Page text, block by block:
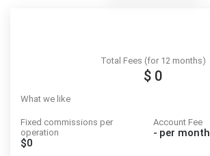
Total Fees (for 12 months)
$ 0
What we like
Fixed commissions per
operation
$0
Account Fee
- per month